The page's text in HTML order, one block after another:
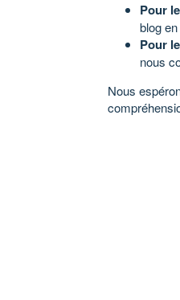
Pour
blog
Pour
nous
Nous